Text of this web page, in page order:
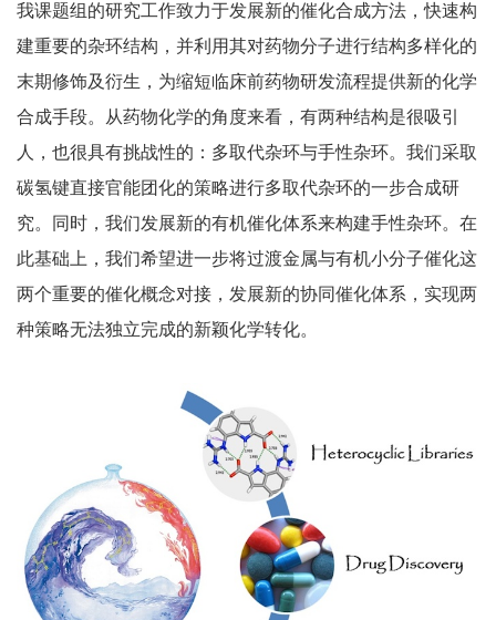
我课题组的研究工作致力于发展新的催化合成方法，快速构
建重要的杂环结构，并利用其对药物分子进行结构多样化的
末期修饰及衍生，为缩短临床前药物研发流程提供新的化学
合成手段。从药物化学的角度来看，有两种结构是很吸引
人，也很具有挑战性的：多取代杂环与手性杂环。我们采取
碳氢键直接官能团化的策略进行多取代杂环的一步合成研
究。同时，我们发展新的有机催化体系来构建手性杂环。在
此基础上，我们希望进一步将过渡金属与有机小分子催化这
两个重要的催化概念对接，发展新的协同催化体系，实现两
种策略无法独立完成的新颖化学转化。